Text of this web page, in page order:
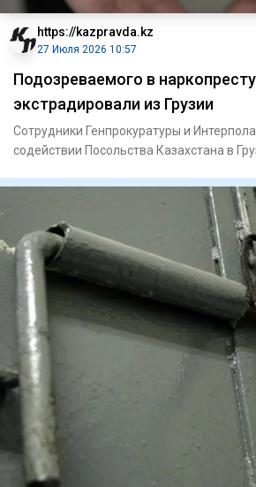
https://kazpravda.kz
27 Июля 2026 10:57
Подозреваемого в
экстрадировали из Грузии
Сотрудники Генпрокуратуры и
содействии Посольства Казахстана в